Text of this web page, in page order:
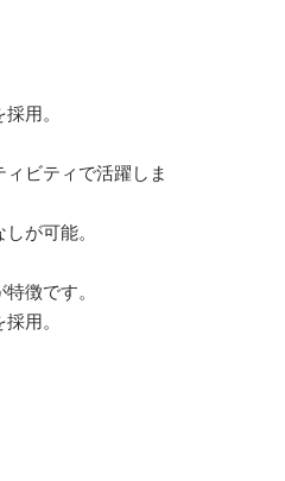
用。
ビティで活躍しま
が可能。
徴です。
用。